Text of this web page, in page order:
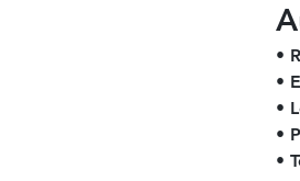
•
•
•
•
•